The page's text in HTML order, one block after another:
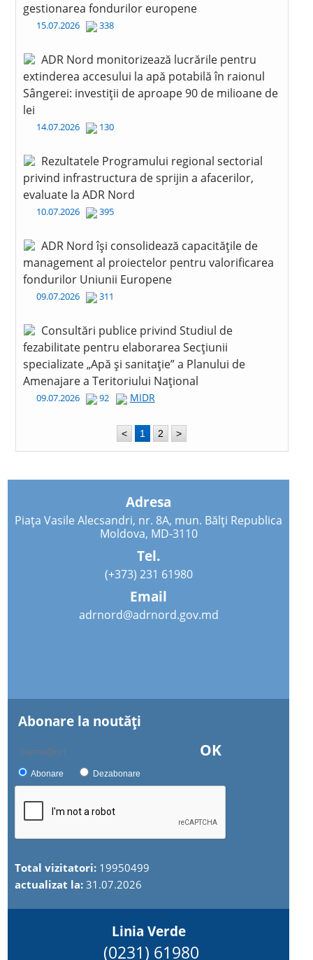
gestionarea fondurilor europene
15.07.2026 338
ADR Nord monitorizează lucrările pentru
extinderea accesului la apă potabilă în raionul
Sângerei: investiții de aproape 90 de milioane de
lei
14.07.2026 130
Rezultatele Programului regional sectorial
privind infrastructura de sprijin a afacerilor,
evaluate la ADR Nord
10.07.2026 395
ADR Nord își consolidează capacitățile de
management al proiectelor pentru valorificarea
fondurilor Uniunii Europene
09.07.2026 311
Consultări publice privind Studiul de
fezabilitate pentru elaborarea Secțiunii
specializate „Apă și sanitație” a Planului de
Amenajare a Teritoriului Național
09.07.2026 92 MIDR
< 1 2 >
Adresa
Piața Vasile Alecsandri, nr. 8A, mun. Bălți Republica
Moldova, MD-3110
Tel.
(+373) 231 61980
Email
adrnord@adrnord.gov.md
Abonare la noutăţi
OK
Abonare Dezabonare
Total vizitatori: 19950499
actualizat la:31.07.2026
Linia Verde
(0231) 61980